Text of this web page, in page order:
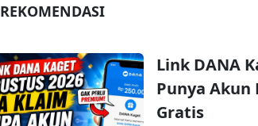
REKOMENDASI
Link DANA
Punya Akun
Gratis